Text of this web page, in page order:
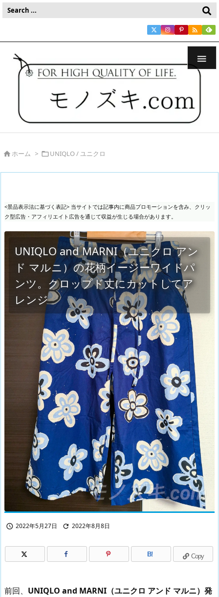


ホーム > UNIQLO / ユニクロ
<景品表示法に基づく表記> 当サイトでは記事内に商品プロモーションを含み、クリッ
ク型広告・アフィリエイト広告を通じて収益が生じる場合があります。
UNIQLO and MARNI（ユニクロ アン
ド マルニ）の花柄イージーワイドパ
ンツ。クロップド丈にカットしてア
レンジ
 2022年5月27日  2022年8月8日
B! Copy
前回、 UNIQLO and MARNI（ユニクロ アンド マルニ）発